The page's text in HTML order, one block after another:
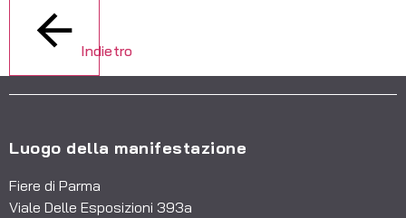
Indietro
Luogo della manifestazione
Fiere di Parma
Viale Delle Esposizioni 393a